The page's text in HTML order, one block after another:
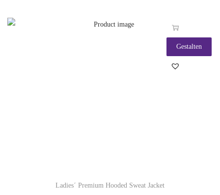
Gestalten
Ladies´ Premium Hooded Sweat Jacket